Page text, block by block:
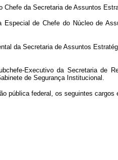
da Secretaria de Assuntos
de Chefe do Núcleo de
da Secretaria de Assuntos
Executivo da Secretaria de
de Segurança Institucional.
pública federal, os seguintes